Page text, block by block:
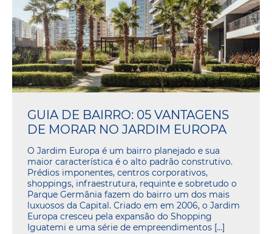
GUIA DE BAIRRO: 05 VANTAGENS
DE MORAR NO JARDIM EUROPA
O Jardim Europa é um bairro planejado e sua
maior característica é o alto padrão construtivo.
Prédios imponentes, centros corporativos,
shoppings, infraestrutura, requinte e sobretudo o
Parque Germânia fazem do bairro um dos mais
luxuosos da Capital. Criado em em 2006, o Jardim
Europa cresceu pela expansão do Shopping
Iguatemi e uma série de empreendimentos […]